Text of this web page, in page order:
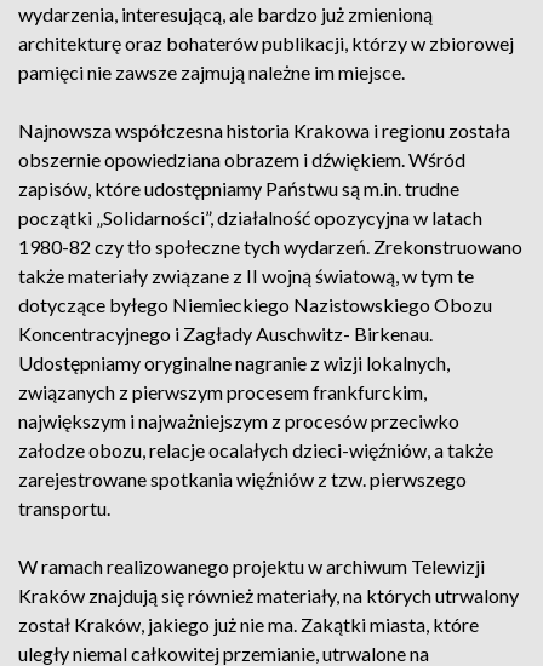
wydarzenia, interesującą, ale bardzo już zmienioną
architekturę oraz bohaterów publikacji, którzy w zbiorowej
pamięci nie zawsze zajmują należne im miejsce.
Najnowsza współczesna historia Krakowa i regionu została
obszernie opowiedziana obrazem i dźwiękiem. Wśród
zapisów, które udostępniamy Państwu są m.in. trudne
początki „Solidarności”, działalność opozycyjna w latach
1980-82 czy tło społeczne tych wydarzeń. Zrekonstruowano
także materiały związane z II wojną światową, w tym te
dotyczące byłego Niemieckiego Nazistowskiego Obozu
Koncentracyjnego i Zagłady Auschwitz- Birkenau.
Udostępniamy oryginalne nagranie z wizji lokalnych,
związanych z pierwszym procesem frankfurckim,
największym i najważniejszym z procesów przeciwko
załodze obozu, relacje ocalałych dzieci-więźniów, a także
zarejestrowane spotkania więźniów z tzw. pierwszego
transportu.
W ramach realizowanego projektu w archiwum Telewizji
Kraków znajdują się również materiały, na których utrwalony
został Kraków, jakiego już nie ma. Zakątki miasta, które
uległy niemal całkowitej przemianie, utrwalone na